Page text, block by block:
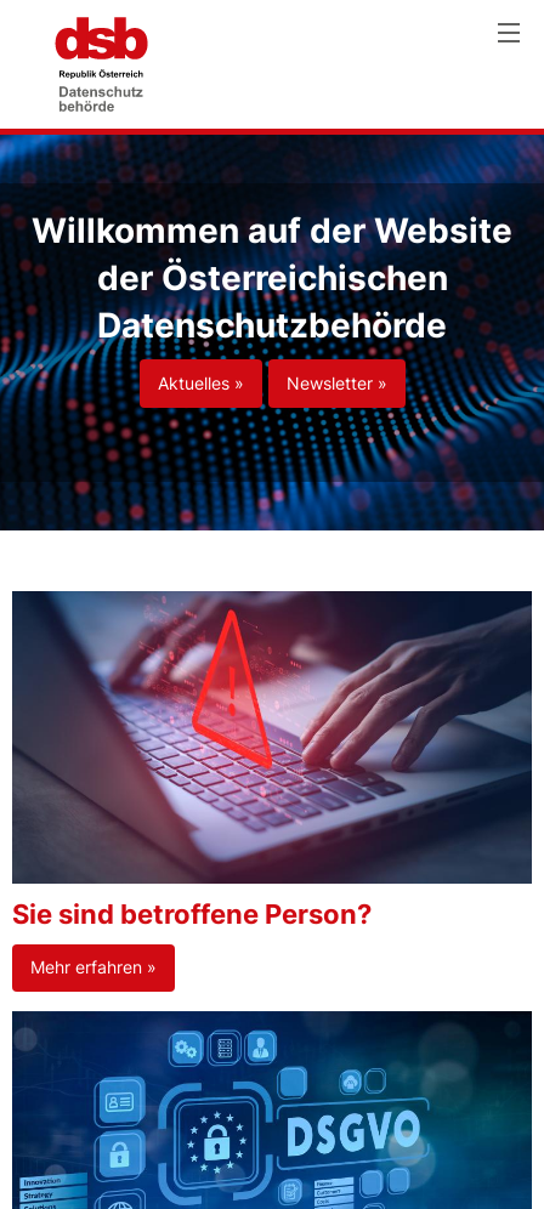
Willkommen auf der Website
der Österreichischen
Datenschutzbehörde
Aktuelles » Newsletter »
Sie sind betroffene Person?
Mehr erfahren »